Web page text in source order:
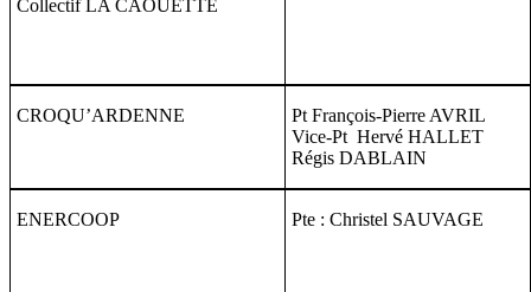
Collectif LA CAOUETTE
CROQU’ARDENNE
Pt François-Pierre AVRIL
Vice-Pt Hervé HALLET
Régis DABLAIN
ENERCOOP Pte : Christel SAUVAGE